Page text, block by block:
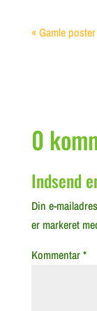
« Gamle poster
0
Indsend
Din e-
er markeret
Kommentar*